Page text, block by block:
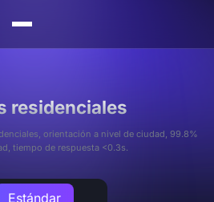
residenciales
orientación a nivel de ciudad, 99.8%
tiempo de respuesta <0.3s.
Estándar